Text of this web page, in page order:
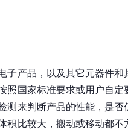
子产品，以及其它元器件
照国家标准要求或用户自
测来判断产品的性能，是
积比较大，搬动或移动都